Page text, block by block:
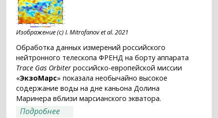
Изображение (c) I. Mitrofanov et al. 2021
Обработка данных измерений российского
нейтронного телескопа ФРЕНД на борту аппарата
Trace Gas Orbiter российско-европейской миссии
«ЭкзоМарс» показала необычайно высокое
содержание воды на дне каньона Долина
Маринера вблизи марсианского экватора.
Подробнее